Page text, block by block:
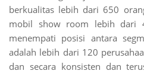
berkualitas lebih dari 650
mobil show room lebih dari
menempati posisi antara
adalah lebih dari 120
dan secara konsisten dan